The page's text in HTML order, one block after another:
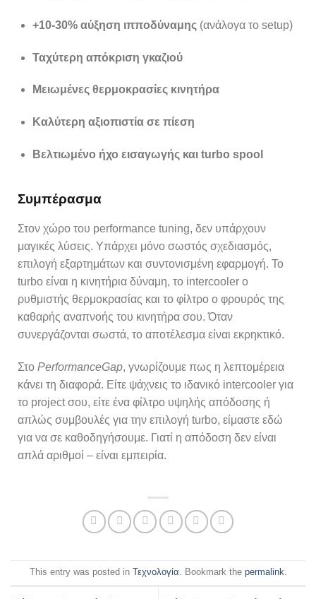
+10-30% αύξηση ιπποδύναμης (ανάλογα το setup)
Ταχύτερη απόκριση γκαζιού
Μειωμένες θερμοκρασίες κινητήρα
Καλύτερη αξιοπιστία σε πίεση
Βελτιωμένο ήχο εισαγωγής και turbo spool
Συμπέρασμα
Στον χώρο του performance tuning, δεν υπάρχουν
μαγικές λύσεις. Υπάρχει μόνο σωστός σχεδιασμός,
επιλογή εξαρτημάτων και συντονισμένη εφαρμογή. Το
turbo είναι η κινητήρια δύναμη, το intercooler ο
ρυθμιστής θερμοκρασίας και το φίλτρο ο φρουρός της
καθαρής αναπνοής του κινητήρα σου. Όταν
συνεργάζονται σωστά, το αποτέλεσμα είναι εκρηκτικό.
Στο PerformanceGap, γνωρίζουμε πως η λεπτομέρεια
κάνει τη διαφορά. Είτε ψάχνεις το ιδανικό intercooler για
το project σου, είτε ένα φίλτρο υψηλής απόδοσης ή
απλώς συμβουλές για την επιλογή turbo, είμαστε εδώ
για να σε καθοδηγήσουμε. Γιατί η απόδοση δεν είναι
απλά αριθμοί – είναι εμπειρία.
This entry was posted in Τεχνολογία. Bookmark the permalink.